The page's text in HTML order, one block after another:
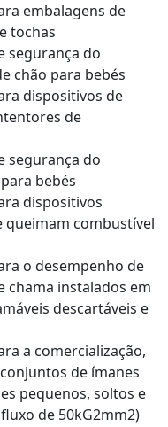
embalagens de
tochas
segurança do
chão para bebés
dispositivos de
de
segurança do
bebés
dispositivos
combustível
o desempenho de
chama instalados em
descartáveis e
a comercialização,
de ímanes
pequenos, soltos e
de 50kG2mm2)